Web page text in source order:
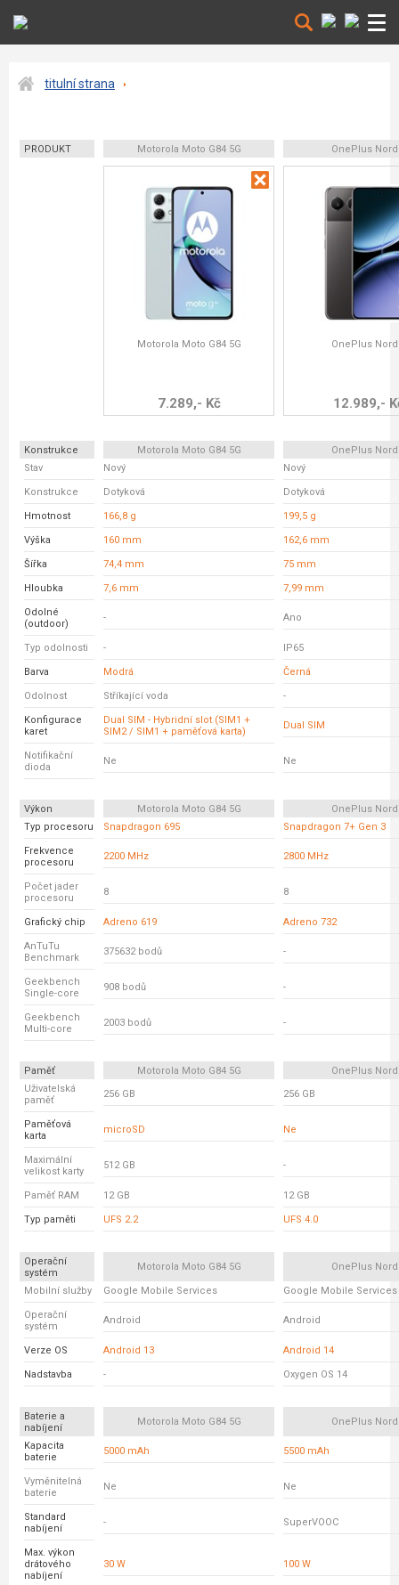
titulní strana
PRODUKT Motorola Moto G84 5G OnePlus
Motorola Moto G84 5G
7.289,- Kč
OnePlus
12.989,-
Konstrukce Motorola Moto G84 5G
OnePlus
Stav
Nový Nový
Konstrukce Dotyková Dotyková
Hmotnost 166,8 g 199,5 g
Výška 160 mm 162,6 mm
Šířka 74,4 mm 75 mm
Hloubka 7,6 mm 7,99 mm
Odolné
(outdoor)
- Ano
Typ odolnosti - IP65
Barva Modrá Černá
Odolnost Stříkající voda -
Konfigurace
karet
Dual SIM - Hybridní slot (SIM1 +
SIM2 / SIM1 + paměťová karta)
Dual SIM
Notifikační
dioda
Ne Ne
Výkon Motorola Moto G84 5G
OnePlus
Typ procesoru
Snapdragon 695 Snapdragon 7+ Gen 3
Frekvence
procesoru
2200 MHz 2800 MHz
Počet jader
procesoru
8 8
Grafický chip Adreno 619 Adreno 732
AnTuTu
Benchmark
375632 bodů -
Geekbench
Single-core
908 bodů -
Geekbench
Multi-core
2003 bodů -
Paměť Motorola Moto G84 5G
OnePlus
Uživatelská
paměť
256 GB 256 GB
Paměťová
karta
microSD Ne
Maximální
velikost karty
512 GB -
Paměť RAM 12 GB 12 GB
Typ paměti UFS 2.2 UFS 4.0
Operační
systém
Motorola Moto G84 5G OnePlus
Mobilní služby Google Mobile Services Google Mobile Services
Operační
systém
Android Android
Verze OS Android 13 Android 14
Nadstavba - Oxygen OS 14
Baterie a
nabíjení
Motorola Moto G84 5G OnePlus
Kapacita
baterie
5000 mAh 5500 mAh
Vyměnitelná
baterie
Ne Ne
Standard
nabíjení
- SuperVOOC
Max. výkon
drátového
nabíjení
30 W 100 W